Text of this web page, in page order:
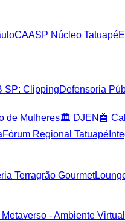
CAASP Núcleo Tatuapé
SP: ClippingDefensoria
de Mulheres🏛️ DJEN 🤖
Fórum Regional Tatuapé
Terragrão Gourmet
- Ambiente Virtual